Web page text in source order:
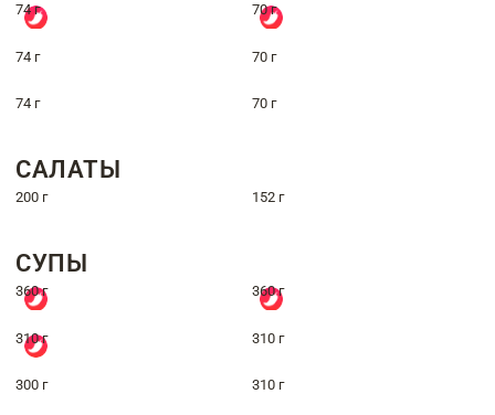
74 г 70 г
74 г 70 г
74 г 70 г
САЛАТЫ
200 г 152 г
СУПЫ
360 г 360 г
310 г 310 г
300 г 310 г